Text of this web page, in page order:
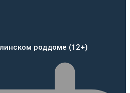
роддоме (12+)